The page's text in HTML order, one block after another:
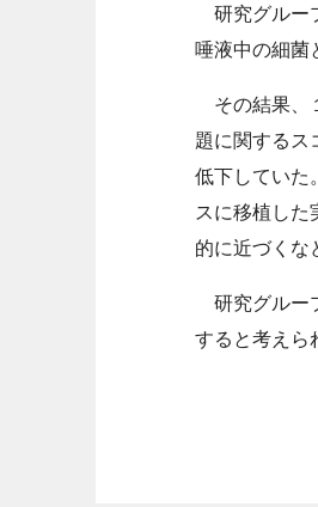
研究グルー
唾液中の細菌
その結果、
題に関するス
低下していた
スに移植した
的に近づくな
研究グルー
すると考えら